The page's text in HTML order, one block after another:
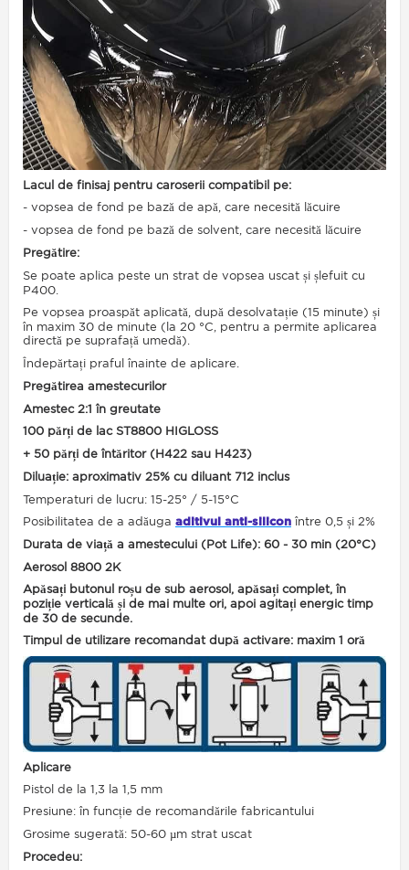
Lacul de finisaj pentru caroserii compatibil pe:
- vopsea de fond pe bază de apă, care necesită lăcuire
- vopsea de fond pe bază de solvent, care necesită lăcuire
Pregătire:
Se poate aplica peste un strat de vopsea uscat și șlefuit cu
P400.
Pe vopsea proaspăt aplicată, după desolvatație (15 minute) și
în maxim 30 de minute (la 20 °C, pentru a permite aplicarea
directă pe suprafață umedă).
Îndepărtați praful înainte de aplicare.
Pregătirea amestecurilor
Amestec 2:1 în greutate
100 părți de lac ST8800 HIGLOSS
+ 50 părți de întăritor (H422 sau H423)
Diluație: aproximativ 25% cu diluant 712 inclus
Temperaturi de lucru: 15-25° / 5-15°C
Posibilitatea de a adăuga aditivul anti-silicon între 0,5 și 2%
Durata de viață a amestecului (Pot Life): 60 - 30 min (20°C)
Aerosol 8800 2K
Apăsați butonul roșu de sub aerosol, apăsați complet, în
poziție verticală și de mai multe ori, apoi agitați energic timp
de 30 de secunde.
Timpul de utilizare recomandat după activare: maxim 1 oră
Aplicare
Pistol de la 1,3 la 1,5 mm
Presiune: în funcție de recomandările fabricantului
Grosime sugerată: 50-60 µm strat uscat
Procedeu: